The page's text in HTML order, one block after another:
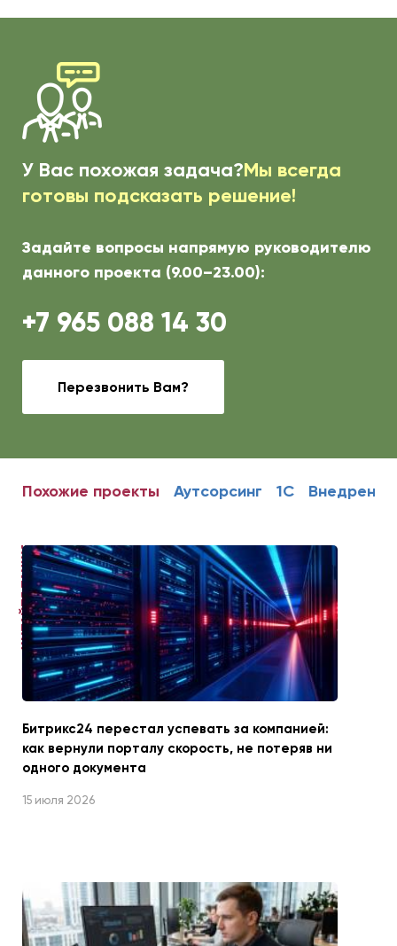
У Вас похожая задача?Мы всегда
готовы подсказать решение!
Задайте вопросы напрямую руководителю
данного проекта (9.00–23.00):
+7 965 088 14 30
Перезвонить Вам?
Похожие проекты Аутсорсинг 1С
ЧИТАЙТЕ ТАКЖЕ
Битрикс24 перестал успевать за компанией:
как вернули порталу скорость, не потеряв ни
одного документа
15 июля 2026